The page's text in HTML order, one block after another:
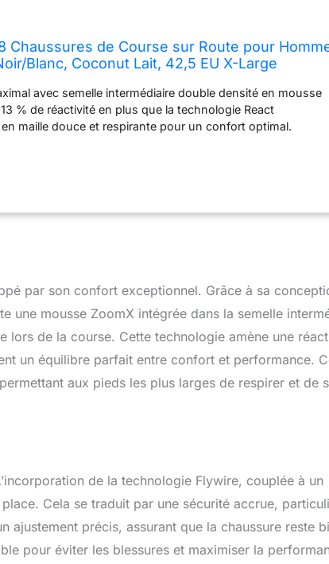
Chaussures de Course sur Route pour
Blanc, Coconut Lait, 42,5 EU X-Large
avec semelle intermédiaire double densité en mousse
% de réactivité en plus que la technologie React
maille douce et respirante pour un confort optimal.
Coupe extra large pour un confort optimal lors de
par son confort exceptionnel. Grâce à sa
une mousse ZoomX intégrée dans la semelle
lors de la course. Cette technologie amène une
un équilibre parfait entre confort et performance.
aux pieds les plus larges de respirer et de
de la technologie Flywire, couplée à un
Cela se traduit par une sécurité accrue,
ajustement précis, assurant que la chaussure reste
pour éviter les blessures et maximiser la